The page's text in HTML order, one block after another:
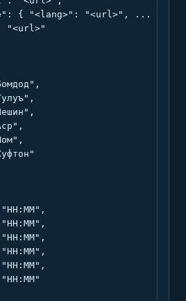
{ "<lang>": "<url>", ... },
"<url>"